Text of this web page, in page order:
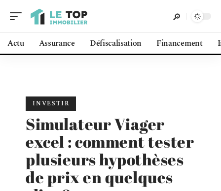
Actu Assurance Défiscalisation Financement
INVESTIR
Simulateur Viager
excel : comment tester
plusieurs hypothèses
de prix en quelques